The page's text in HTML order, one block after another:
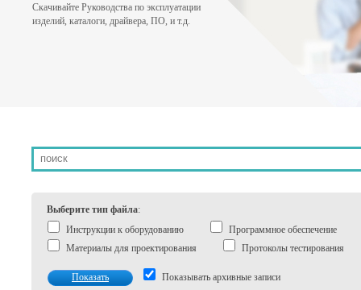
Скачивайте Руководства по эксплуатации
изделий, каталоги, драйвера, ПО, и т.д.
Выберите тип файла:
Инструкции к оборудованию
Программное обеспечение
Материалы для проектирования
Протоколы тестирования
Показать Показывать архивные записи